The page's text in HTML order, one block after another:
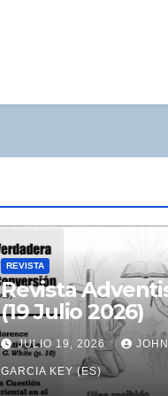
REVISTA
Revista
(19 Julio 2026)
JULIO 19, 2026 JOHN
GARCIA KEY (ES)